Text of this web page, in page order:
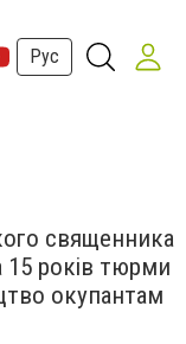
Рус
священника
15 років тюрми
окупантам